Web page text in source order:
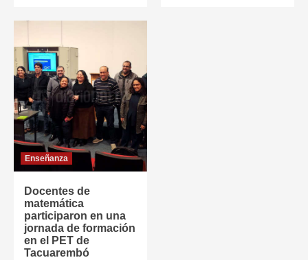
Enseñanza
Docentes de
matemática
participaron en una
jornada de formación
en el PET de
Tacuarembó